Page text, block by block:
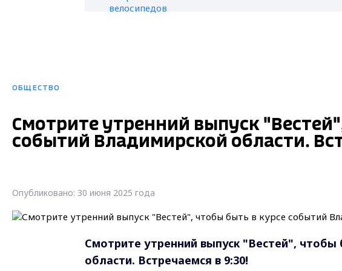
ОБЩЕСТВО
Смотрите утренний выпуск
событий Владимирской области.
Опубликовано: 30 июня 2025 года
Смотрите утренний выпуск "Вестей",
области. Встречаемся в 9:30!